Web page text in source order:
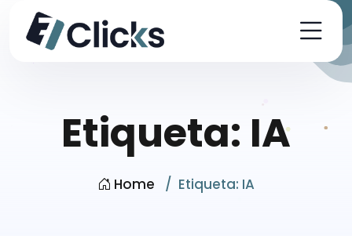
Etiqueta: IA
Home Etiqueta: IA